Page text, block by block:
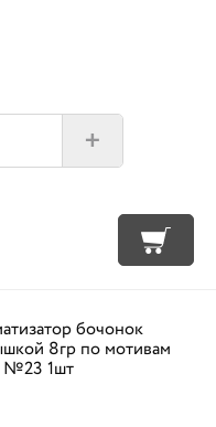
+
бочонок
8гр по мотивам
№23 1шт